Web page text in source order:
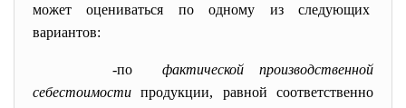
может оцениваться по одному из следующих
вариантов:
-по
фактической производственной
себестоимостипродукции, равной соответственно